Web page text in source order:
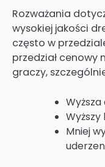
Rozważania
wysokiej jakości
często w
przedział
graczy,
Mniej